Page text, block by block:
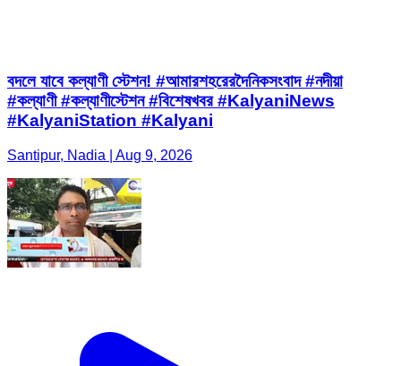
বদলে যাবে কল্যাণী স্টেশন! #আমারশহরেরদৈনিকসংবাদ #নদীয়া
#কল্যাণী #কল্যাণীস্টেশন #বিশেষখবর #KalyaniNews
#KalyaniStation #Kalyani
Santipur, Nadia | Aug 9, 2026